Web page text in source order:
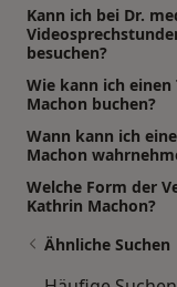
Kann ich bei Dr.
besuchen?
Wie kann ich
Machon buchen?
Wann kann ich
Machon
Welche Form der
Kathrin Machon?
Ähnliche Suchen